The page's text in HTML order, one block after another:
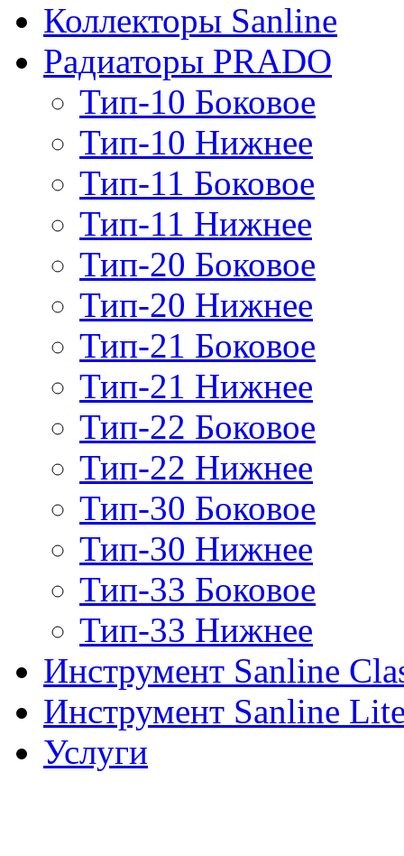
Коллекторы Sanline
Радиаторы PRADO
Тип-10 Боковое
Тип-10 Нижнее
Тип-11 Боковое
Тип-11 Нижнее
Тип-20 Боковое
Тип-20 Нижнее
Тип-21 Боковое
Тип-21 Нижнее
Тип-22 Боковое
Тип-22 Нижнее
Тип-30 Боковое
Тип-30 Нижнее
Тип-33 Боковое
Тип-33 Нижнее
Инструмент Sanline
Инструмент Sanline
Услуги